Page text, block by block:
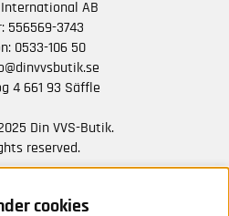
AB
556569-3743
0533-106 50
4 661 93 Säffle
Din VVS-Butik.
reserved.
FRÅN OSS
cookies